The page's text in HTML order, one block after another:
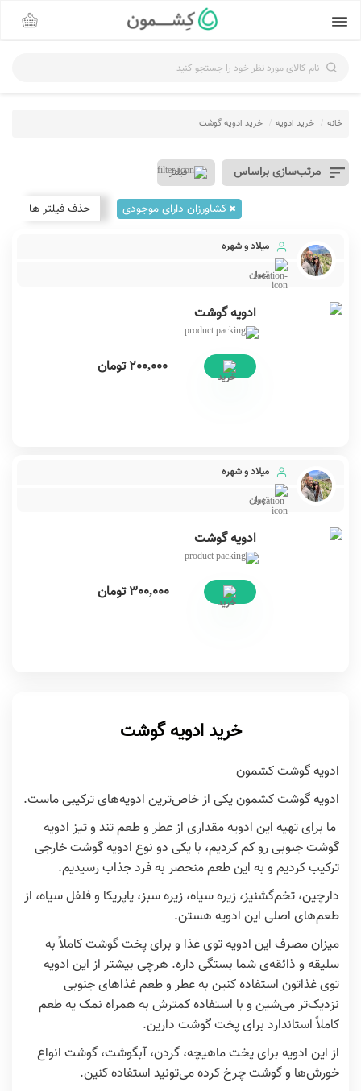
نام کالای مورد نظر خود را جستجو کنید
خانه خرید ادویه خرید ادویه گوشت
فیلتر
کشاورزان دارای موجودی حذف فیلتر ها
میلاد و شهره
تهران
ادویه گوشت
200,000تومان
میلاد و شهره
تهران
ادویه گوشت
300,000تومان
خرید ادویه گوشت
ادویه گوشت کشمون
ادویه گوشت کشمون یکی از خاص‌ترین ادویه‌های ترکیبی ماست.
ما برای تهیه این ادویه مقداری از عطر و طعم تند و تیز ادویه
گوشت جنوبی رو کم کردیم، با یکی دو نوع ادویه گوشت خارجی
ترکیب کردیم و به این طعم منحصر به فرد جذاب رسیدیم.
دارچین، تخم‌گشنیز، زیره سیاه، زیره سبز، پاپریکا و فلفل سیاه، از
طعم‌های اصلی این ادویه هستن.
میزان مصرف این ادویه توی غذا و برای پخت گوشت کاملاً به
سلیقه و ذائقه‌ی شما بستگی داره. هرچی بیشتر از این ادویه
توی غذاتون استفاده کنین به عطر و طعم غذاهای جنوبی
نزدیک‌تر می‌شین و با استفاده کمترش به همراه نمک یه طعم
کاملاً استاندارد برای پخت گوشت دارین.
از این ادویه برای پخت ماهیچه، گردن، آبگوشت، گوشت انواع
خورش‌ها و گوشت چرخ کرده می‌تونید استفاده کنین.